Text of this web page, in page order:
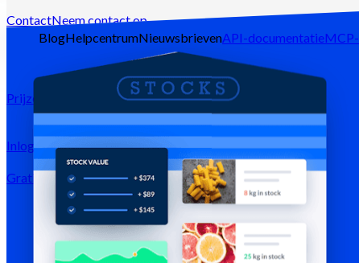
BlogHelpcentrumNieuwsbrievenAPI-documentatie
Prijzen
Inloggen →
Gratis testen Registreren
ContactNeem contact op